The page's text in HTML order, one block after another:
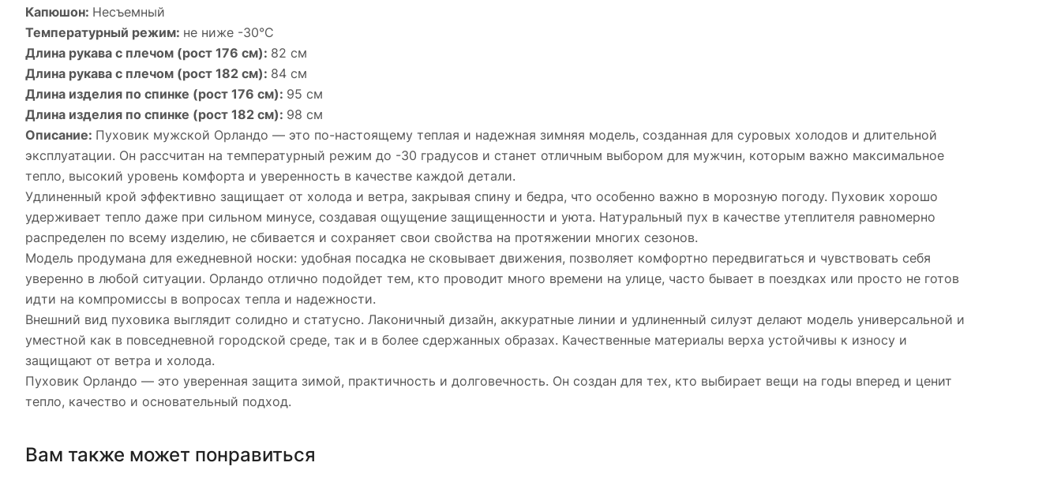
Капюшон: Несъемный
Температурный режим: не ниже -30°С
Длина рукава с плечом (рост 176 см): 82 см
Длина рукава с плечом (рост 182 см): 84 см
Длина изделия по спинке (рост 176 см): 95 см
Длина изделия по спинке (рост 182 см): 98 см
Описание: Пуховик мужской Орландо — это по-настоящему теплая и надежная зимняя модель, созданная для суровых холодов и длительной
эксплуатации. Он рассчитан на температурный режим до -30 градусов и станет отличным выбором для мужчин, которым важно максимальное
тепло, высокий уровень комфорта и уверенность в качестве каждой детали.
Удлиненный крой эффективно защищает от холода и ветра, закрывая спину и бедра, что особенно важно в морозную погоду. Пуховик хорошо
удерживает тепло даже при сильном минусе, создавая ощущение защищенности и уюта. Натуральный пух в качестве утеплителя равномерно
распределен по всему изделию, не сбивается и сохраняет свои свойства на протяжении многих сезонов.
Модель продумана для ежедневной носки: удобная посадка не сковывает движения, позволяет комфортно передвигаться и чувствовать себя
уверенно в любой ситуации. Орландо отлично подойдет тем, кто проводит много времени на улице, часто бывает в поездках или просто не готов
идти на компромиссы в вопросах тепла и надежности.
Внешний вид пуховика выглядит солидно и статусно. Лаконичный дизайн, аккуратные линии и удлиненный силуэт делают модель универсальной и
уместной как в повседневной городской среде, так и в более сдержанных образах. Качественные материалы верха устойчивы к износу и
защищают от ветра и холода.
Пуховик Орландо — это уверенная защита зимой, практичность и долговечность. Он создан для тех, кто выбирает вещи на годы вперед и ценит
тепло, качество и основательный подход.
Вам также может понравиться